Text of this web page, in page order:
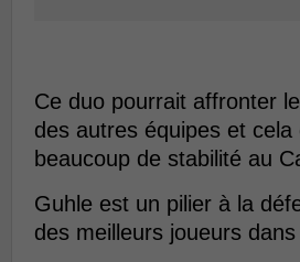
Ce duo pourrait affronter
des autres équipes et cela
beaucoup de stabilité au
Guhle est un pilier à la
des meilleurs joueurs